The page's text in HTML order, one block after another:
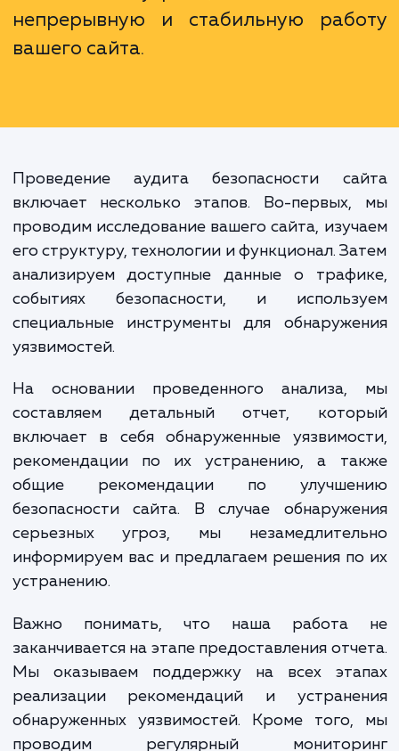
нанести ущерб репутации
привести к утечке
возможные угрозы, что
непрерывную и стабильную
вашего сайта.
Проведение аудита безопасности
включает несколько этапов. Во-
проводим исследование вашего сайта,
его структуру, технологии и функционал.
анализируем доступные данные о
событиях безопасности, и
специальные инструменты для
уязвимостей.
На основании проведенного
составляем детальный отчет,
включает в себя обнаруженные
рекомендации по их устранению, а
общие рекомендации по